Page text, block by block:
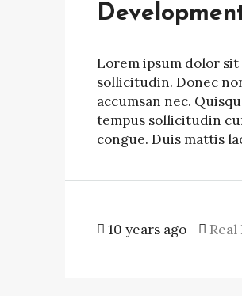
Lorem ipsum dolor
sollicitudin. Donec
accumsan nec.
tempus sollicitudin
congue. Duis mattis
10 years ago Real